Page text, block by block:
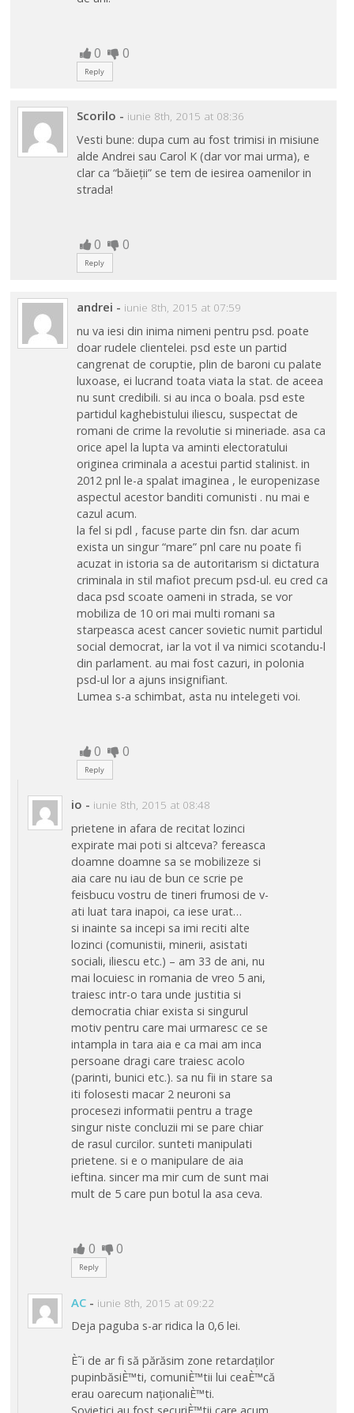
0 0
Reply
Scorilo - iunie 8th, 2015 at 08:36
Vesti bune: dupa cum au fost trimisi in misiune
alde Andrei sau Carol K (dar vor mai urma), e
clar ca “băieții” se tem de iesirea oamenilor in
strada!
0 0
Reply
andrei - iunie 8th, 2015 at 07:59
nu va iesi din inima nimeni pentru psd. poate
doar rudele clientelei. psd este un partid
cangrenat de coruptie, plin de baroni cu palate
luxoase, ei lucrand toata viata la stat. de aceea
nu sunt credibili. si au inca o boala. psd este
partidul kaghebistului iliescu, suspectat de
romani de crime la revolutie si mineriade. asa ca
orice apel la lupta va aminti electoratului
originea criminala a acestui partid stalinist. in
2012 pnl le-a spalat imaginea , le europenizase
aspectul acestor banditi comunisti . nu mai e
cazul acum.
la fel si pdl , facuse parte din fsn. dar acum
exista un singur “mare” pnl care nu poate fi
acuzat in istoria sa de autoritarism si dictatura
criminala in stil mafiot precum psd-ul. eu cred ca
daca psd scoate oameni in strada, se vor
mobiliza de 10 ori mai multi romani sa
starpeasca acest cancer sovietic numit partidul
social democrat, iar la vot il va nimici scotandu-l
din parlament. au mai fost cazuri, in polonia
psd-ul lor a ajuns insignifiant.
Lumea s-a schimbat, asta nu intelegeti voi.
0 0
Reply
io - iunie 8th, 2015 at 08:48
prietene in afara de recitat lozinci
expirate mai poti si altceva? fereasca
doamne doamne sa se mobilizeze si
aia care nu iau de bun ce scrie pe
feisbucu vostru de tineri frumosi de v-
ati luat tara inapoi, ca iese urat…
si inainte sa incepi sa imi reciti alte
lozinci (comunistii, minerii, asistati
sociali, iliescu etc.) – am 33 de ani, nu
mai locuiesc in romania de vreo 5 ani,
traiesc intr-o tara unde justitia si
democratia chiar exista si singurul
motiv pentru care mai urmaresc ce se
intampla in tara aia e ca mai am inca
persoane dragi care traiesc acolo
(parinti, bunici etc.). sa nu fii in stare sa
iti folosesti macar 2 neuroni sa
procesezi informatii pentru a trage
singur niste concluzii mi se pare chiar
de rasul curcilor. sunteti manipulati
prietene. si e o manipulare de aia
ieftina. sincer ma mir cum de sunt mai
mult de 5 care pun botul la asa ceva.
0 0
Reply
AC - iunie 8th, 2015 at 09:22
Deja paguba s-ar ridica la 0,6 lei.
È˜i de ar fi să părăsim zone retardaților
pupinbăsiÈ™ti, comuniÈ™tii lui ceaÈ™că
erau oarecum naționaliÈ™ti.